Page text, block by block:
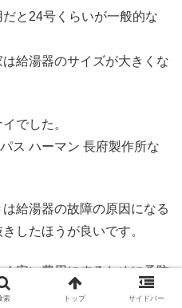
と24号くらいが一般的な
給湯器のサイズが大きくな
でした。
ス ハーマン 長府製作所な
給湯器の故障の原因になる
したほうが良いです。
安い費用にするために予防
索 トップ サイドバー